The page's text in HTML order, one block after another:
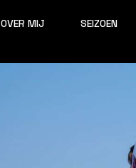
OVER MIJ SEIZOEN